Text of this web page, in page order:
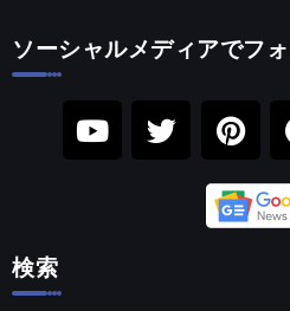
ソーシャルメディアでフ
検索